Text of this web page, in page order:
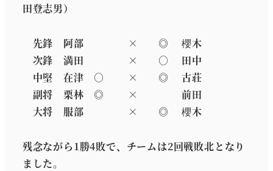
田登志男）
先鋒 阿部 × ◎ 櫻木
次鋒 満田 × ○ 田中
中堅 在津 ○ × ◎ 古荘
副将 栗林 ◎ × 前田
大将 服部 × ◎ 櫻木
残念ながら1勝4敗で、チームは2回戦敗北となり
ました。